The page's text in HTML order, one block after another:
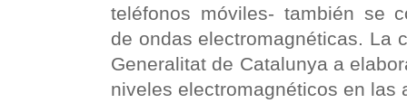
teléfonos móviles- también se
de ondas electromagnéticas. La
Generalitat de Catalunya a
niveles electromagnéticos en las